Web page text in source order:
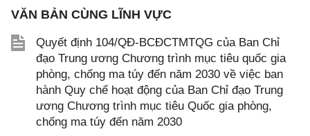
VĂN BẢN CÙNG LĨNH VỰC
Quyết định 104/QĐ-BCĐCTMTQG của Ban Chỉ
đạo Trung ương Chương trình mục tiêu quốc gia
phòng, chống ma túy đến năm 2030 về việc ban
hành Quy chế hoạt động của Ban Chỉ đạo Trung
ương Chương trình mục tiêu Quốc gia phòng,
chống ma túy đến năm 2030